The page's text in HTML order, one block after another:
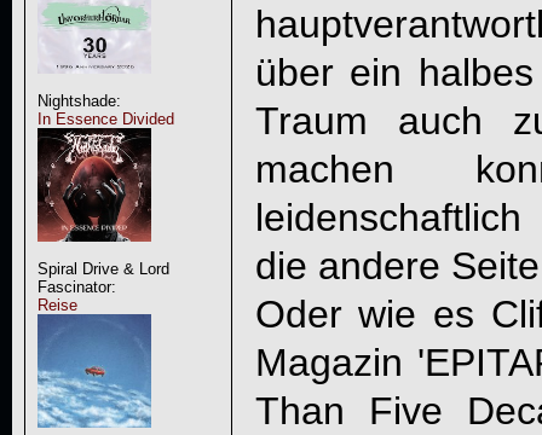
Nightshade:
In Essence Divided
Spiral Drive & Lord
Fascinator:
Reise
über ein
Traum auch
machen
die andere
Oder wie es
Magazin
Than Five